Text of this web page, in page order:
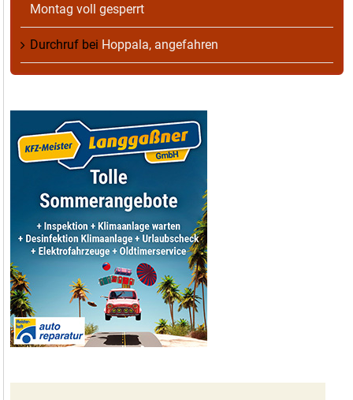
Montag voll gesperrt
Durchruf bei Hoppala, angefahren